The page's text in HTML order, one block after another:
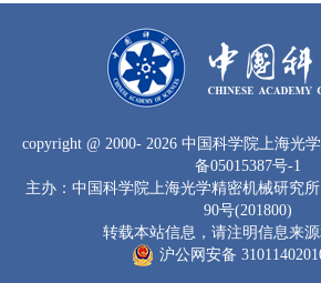
copyright @ 2000- 2026 中国科学院上海光
备05015387号-1
主办：中国科学院上海光学精密机械研究
90号(201800)
转载本站信息，请注明信息来源
沪公网安备